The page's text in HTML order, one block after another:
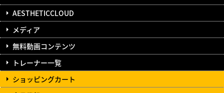
AESTHETICCLOUD
メディア
無料動画コンテンツ
トレーナー一覧
ショッピングカート